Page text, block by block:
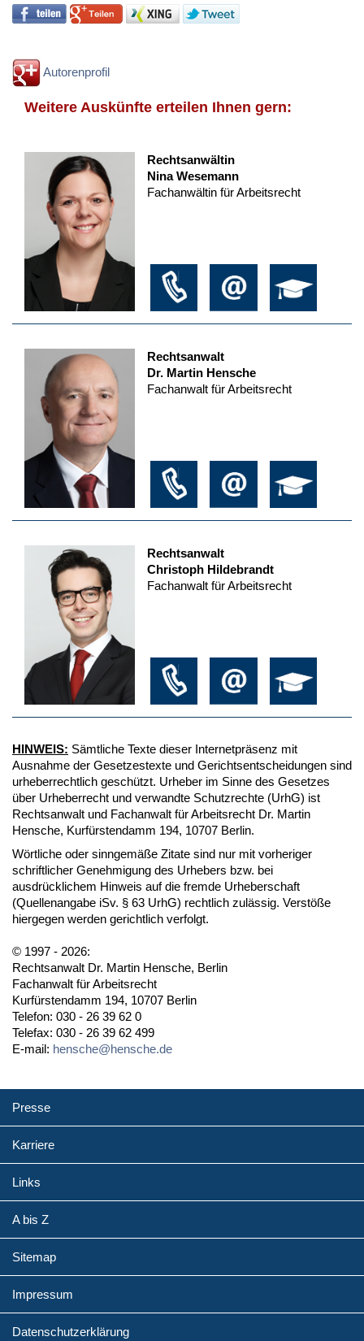
Autorenprofil
Weitere Auskünfte erteilen Ihnen gern:
Rechtsanwältin
Nina Wesemann
Fachanwältin für Arbeitsrecht
Rechtsanwalt
Dr. Martin Hensche
Fachanwalt für Arbeitsrecht
Rechtsanwalt
Christoph Hildebrandt
Fachanwalt für Arbeitsrecht
HINWEIS: Sämtliche Texte dieser Internetpräsenz mit
Ausnahme der Gesetzestexte und Gerichtsentscheidungen sind
urheberrechtlich geschützt. Urheber im Sinne des Gesetzes
über Urheberrecht und verwandte Schutzrechte (UrhG) ist
Rechtsanwalt und Fachanwalt für Arbeitsrecht Dr. Martin
Hensche, Kurfürstendamm 194, 10707 Berlin.
Wörtliche oder sinngemäße Zitate sind nur mit vorheriger
schriftlicher Genehmigung des Urhebers bzw. bei
ausdrücklichem Hinweis auf die fremde Urheberschaft
(Quellenangabe iSv. § 63 UrhG) rechtlich zulässig. Verstöße
hiergegen werden gerichtlich verfolgt.
© 1997 - 2026:
Rechtsanwalt Dr. Martin Hensche, Berlin
Fachanwalt für Arbeitsrecht
Kurfürstendamm 194, 10707 Berlin
Telefon: 030 - 26 39 62 0
Telefax: 030 - 26 39 62 499
E-mail: hensche@hensche.de
Presse
Karriere
Links
A bis Z
Sitemap
Impressum
Datenschutzerklärung